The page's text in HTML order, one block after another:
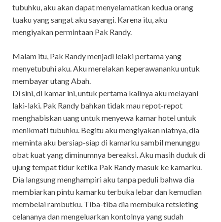
tubuhku, aku akan dapat menyelamatkan kedua orang
tuaku yang sangat aku sayangi. Karena itu, aku
mengiyakan permintaan Pak Randy.
Malam itu, Pak Randy menjadi lelaki pertama yang
menyetubuhi aku. Aku merelakan keperawananku untuk
membayar utang Abah.
Di sini, di kamar ini, untuk pertama kalinya aku melayani
laki-laki. Pak Randy bahkan tidak mau repot-repot
menghabiskan uang untuk menyewa kamar hotel untuk
menikmati tubuhku. Begitu aku mengiyakan niatnya, dia
meminta aku bersiap-siap di kamarku sambil menunggu
obat kuat yang diminumnya bereaksi. Aku masih duduk di
ujung tempat tidur ketika Pak Randy masuk ke kamarku.
Dia langsung menghampiri aku tanpa peduli bahwa dia
membiarkan pintu kamarku terbuka lebar dan kemudian
membelai rambutku. Tiba-tiba dia membuka retsleting
celananya dan mengeluarkan kontolnya yang sudah